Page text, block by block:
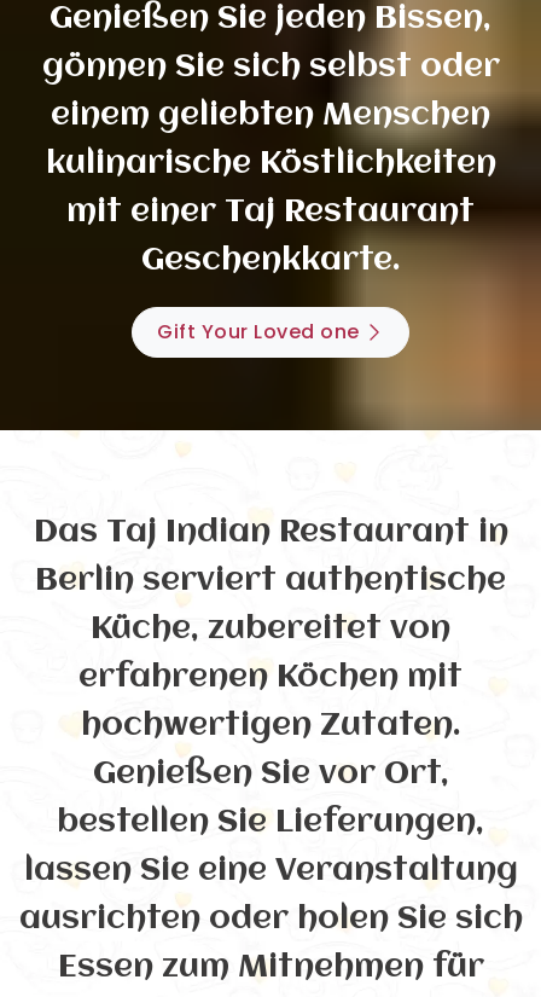
Genießen Sie jeden Bissen,
gönnen Sie sich selbst oder
einem geliebten Menschen
kulinarische Köstlichkeiten
mit einer Taj Restaurant
Geschenkkarte.
Gift Your Loved one
Das Taj Indian Restaurant in
Berlin serviert authentische
Küche, zubereitet von
erfahrenen Köchen mit
hochwertigen Zutaten.
Genießen Sie vor Ort,
bestellen Sie Lieferungen,
lassen Sie eine Veranstaltung
ausrichten oder holen Sie sich
Essen zum Mitnehmen für